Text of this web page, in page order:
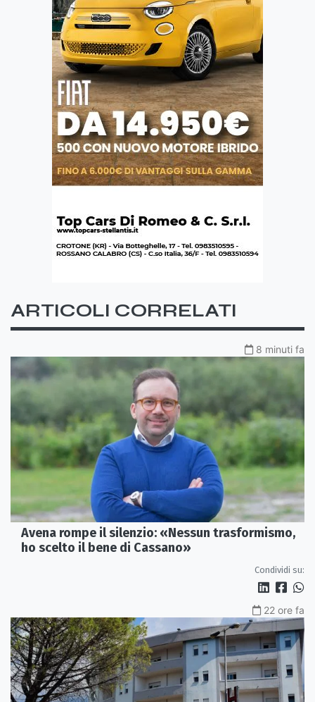
ARTICOLI CORRELATI
8 minuti fa
Avena rompe il silenzio: «Nessun trasformismo,
ho scelto il bene di Cassano»
Condividi su:
22 ore fa